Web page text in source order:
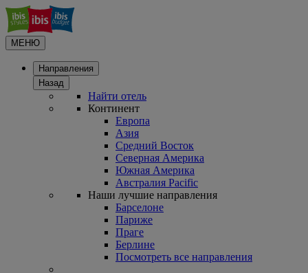
МЕНЮ
Направления
Назад
Найти отель
Континент
Европа
Азия
Средний Восток
Северная Америка
Южная Америка
Австралия Pacific
Наши лучшие направления
Барселоне
Париже
Праге
Берлине
Посмотреть все направления